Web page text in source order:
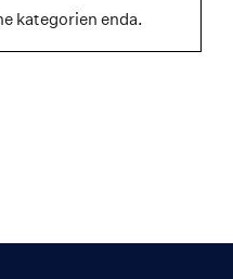
kategorien enda.